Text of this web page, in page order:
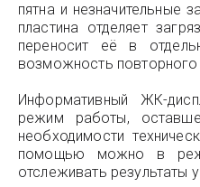
пятна и незначительные
пластина отделяет
переносит её в
возможность повторного
Информативный ЖК-
режим работы,
необходимости
помощью можно в
отслеживать результаты